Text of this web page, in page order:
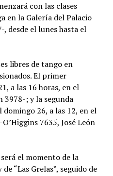
con las clases
en la Galería del Palacio
desde el lunes hasta el
libres de tango en
El primer
a las 16 horas, en el
; y la segunda
domingo 26, a las 12, en el
7635, José León
el momento de la
“Las Grelas”, seguido de